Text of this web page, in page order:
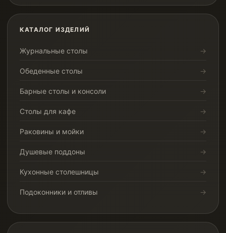
КАТАЛОГ ИЗДЕЛИЙ
Журнальные столы
Обеденные столы
Барные столы и консоли
Столы для кафе
Раковины и мойки
Душевые поддоны
Кухонные столешницы
Подоконники и отливы